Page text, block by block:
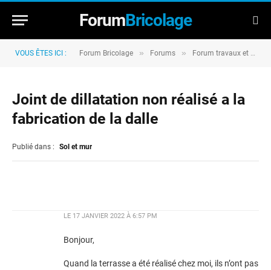
ForumBricolage
VOUS ÊTES ICI : Forum Bricolage » Forums » Forum travaux et rénovation
Joint de dillatation non réalisé a la
fabrication de la dalle
Publié dans : Sol et mur
LE 17 JANVIER 2022 À 6:57 PM
Bonjour,
Quand la terrasse a été réalisé chez moi, ils n’ont pas